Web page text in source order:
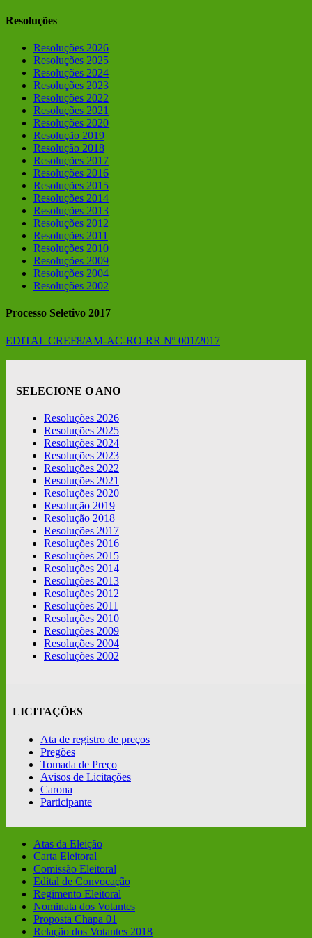
Resoluções
Resoluções 2026
Resoluções 2025
Resoluções 2024
Resoluções 2023
Resoluções 2022
Resoluções 2021
Resoluções 2020
Resolução 2019
Resolução 2018
Resoluções 2017
Resoluções 2016
Resoluções 2015
Resoluções 2014
Resoluções 2013
Resoluções 2012
Resoluções 2011
Resoluções 2010
Resoluções 2009
Resoluções 2004
Resoluções 2002
Processo Seletivo 2017
EDITAL CREF8/AM-AC-RO-RR Nº 001/2017
SELECIONE O ANO
Resoluções 2026
Resoluções 2025
Resoluções 2024
Resoluções 2023
Resoluções 2022
Resoluções 2021
Resoluções 2020
Resolução 2019
Resolução 2018
Resoluções 2017
Resoluções 2016
Resoluções 2015
Resoluções 2014
Resoluções 2013
Resoluções 2012
Resoluções 2011
Resoluções 2010
Resoluções 2009
Resoluções 2004
Resoluções 2002
LICITAÇÕES
Ata de registro de preços
Pregões
Tomada de Preço
Avisos de Licitações
Carona
Participante
Atas da Eleição
Carta Eleitoral
Comissão Eleitoral
Edital de Convocação
Regimento Eleitoral
Nominata dos Votantes
Proposta Chapa 01
Relação dos Votantes 2018